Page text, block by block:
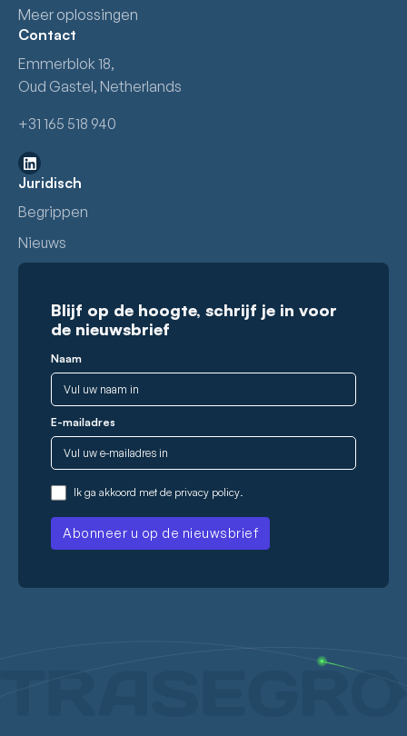
Meer oplossingen
Contact
Emmerblok 18,
Oud Gastel, Netherlands
+31 165 518 940
Juridisch
Begrippen
Nieuws
Blijf op de hoogte, schrijf je in voor
de nieuwsbrief
Naam
E-mailadres
Ik ga akkoord met de privacy policy.